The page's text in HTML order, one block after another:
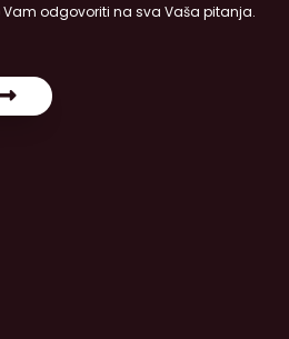
odgovoriti na sva Vaša pitanja.